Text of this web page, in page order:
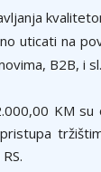
uticati na
B2B, i
KM